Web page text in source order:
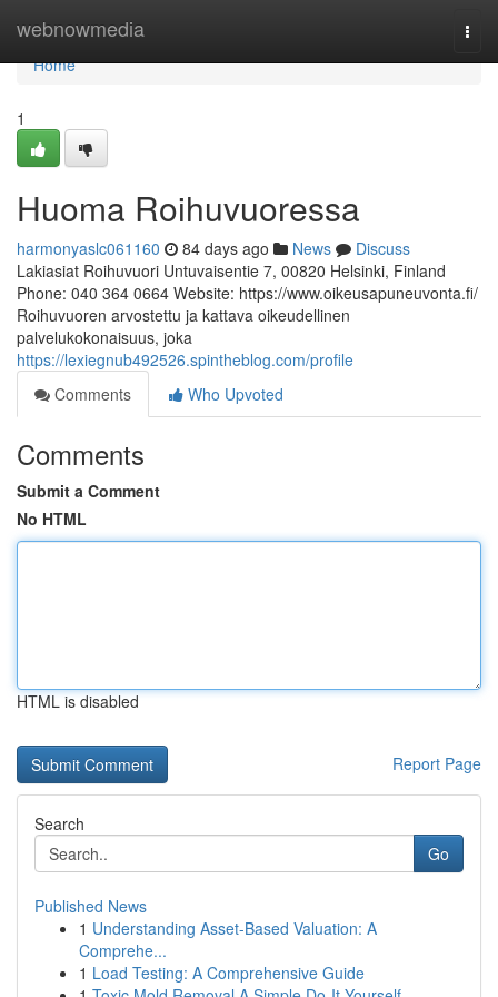
webnowmedia
Home
Home
1
Huoma Roihuvuoressa
harmonyaslc061160 84 days ago News
Discuss
Lakiasiat Roihuvuori Untuvaisentie 7, 00820 Helsinki, Finland
Phone: 040 364 0664 Website: https://www.oikeusapuneuvonta.fi/
Roihuvuoren arvostettu ja kattava oikeudellinen
palvelukokonaisuus, joka
https://lexiegnub492526.spintheblog.com/profile
Comments
Who Upvoted
Comments
Submit a Comment
No HTML
HTML is disabled
Report Page
Search
Go
Published News
1 Understanding Asset-Based Valuation: A
Comprehe...
1 Load Testing: A Comprehensive Guide